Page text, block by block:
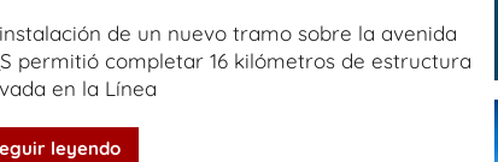
de un nuevo tramo sobre la avenida
permitió completar 16 kilómetros de estructura
en la Línea
leyendo